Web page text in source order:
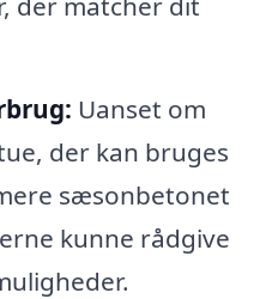
Uanset om
der kan bruges
sæsonbetonet
kunne rådgive